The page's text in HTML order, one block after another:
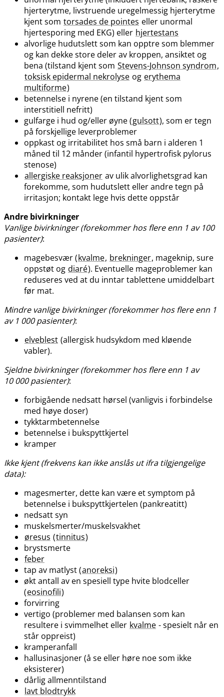
hjerterytme, livstruende uregelmessig hjerterytme
kjent som torsades de pointes eller unormal
hjertesporing med EKG) eller hjertestans
alvorlige hudutslett som kan opptre som blemmer
og kan dekke store deler av kroppen, ansiktet og
bena (tilstand kjent som Stevens-Johnson syndrom,
toksisk epidermal nekrolyse og erythema
multiforme)
betennelse i nyrene (en tilstand kjent som
interstitiell nefritt)
gulfarge i hud og​/​eller øyne (gulsott), som er tegn
på forskjellige leverproblemer
oppkast og irritabilitet hos små barn i alderen 1
måned til 12 månder (infantil hypertrofisk pylorus
stenose)
allergiske reaksjoner av ulik alvorlighetsgrad kan
forekomme, som hudutslett eller andre tegn på
irritasjon; kontakt lege hvis dette oppstår
Andre bivirkninger
Vanlige bivirkninger (forekommer hos flere enn 1 av 100
pasienter):
magebesvær (kvalme, brekninger, mageknip, sure
oppstøt og diaré). Eventuelle mageproblemer kan
reduseres ved at du inntar tablettene umiddelbart
før mat.
Mindre vanlige bivirkninger (forekommer hos flere enn 1
av 1 000 pasienter):
elveblest (allergisk hudsykdom med kløende
vabler).
Sjeldne bivirkninger (forekommer hos flere enn 1 av
10 000 pasienter):
forbigående nedsatt hørsel (vanligvis i forbindelse
med høye doser)
tykktarmbetennelse
betennelse i bukspyttkjertel
kramper
Ikke kjent (frekvens kan ikke anslås ut ifra tilgjengelige
data):
magesmerter, dette kan være et symptom på
betennelse i bukspyttkjertelen (pankreatitt)
nedsatt syn
muskelsmerter​/​muskelsvakhet
øresus (tinnitus)
brystsmerte
feber
tap av matlyst (anoreksi)
økt antall av en spesiell type hvite blodceller
(eosinofili)
forvirring
vertigo (problemer med balansen som kan
resultere i svimmelhet eller kvalme - spesielt når en
står oppreist)
kramperanfall
hallusinasjoner (å se eller høre noe som ikke
eksisterer)
dårlig allmenntilstand
lavt blodtrykk